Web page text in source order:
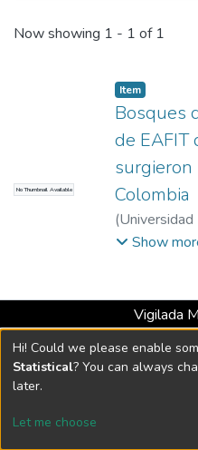
Recent Submissions
Now showing 1 - 1 of 1
No Thumbnail Available
Item
Bosques
de EAFIT
surgieron
Colombia
(Universidad
Contenidos
Show
Vigilada
Universidad con
Resolución
DSpace software
Hi! Could we please enable
Statistical? You can always
later.
Let me choose